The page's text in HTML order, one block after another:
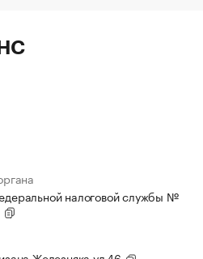
налоговой службы №